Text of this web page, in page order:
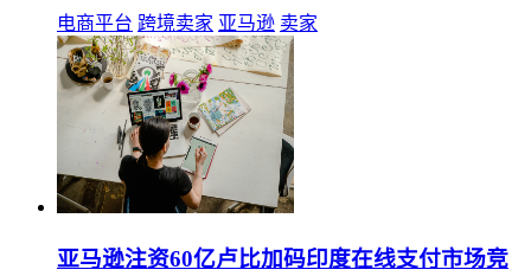
电商平台 跨境卖家 亚马逊 卖家
亚马逊注资60亿卢比加码印度在线支付市场竞